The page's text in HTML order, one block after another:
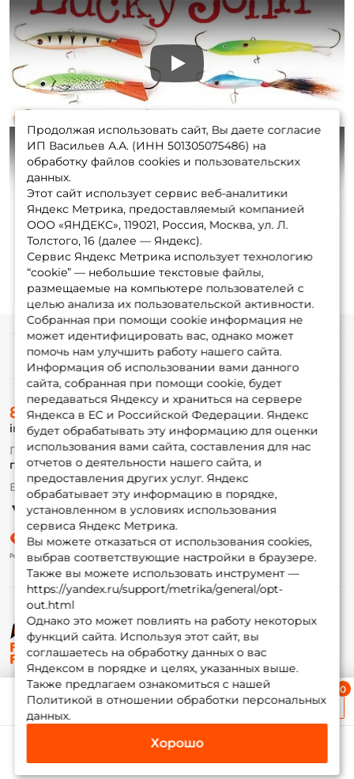
Каталог Избранное Корзина Инфо Мой Fox
Ближайшая доставка
≈ 1 дн.
Play
Play
Продолжая использовать сайт, Вы даете согласие
ИП Васильев А.А. (ИНН 501305075486) на
обработку файлов cookies и пользовательских
данных.
Этот сайт использует сервис веб-аналитики
Яндекс Метрика, предоставляемый компанией
ООО «ЯНДЕКС», 119021, Россия, Москва, ул. Л.
Толстого, 16 (далее — Яндекс).
Сервис Яндекс Метрика использует технологию
“cookie” — небольшие текстовые файлы,
размещаемые на компьютере пользователей с
целью анализа их пользовательской активности.
Собранная при помощи cookie информация не
может идентифицировать вас, однако может
помочь нам улучшить работу нашего сайта.
Информация об использовании вами данного
сайта, собранная при помощи cookie, будет
передаваться Яндексу и храниться на сервере
Яндекса в ЕС и Российской Федерации. Яндекс
будет обрабатывать эту информацию для оценки
использования вами сайта, составления для нас
отчетов о деятельности нашего сайта, и
предоставления других услуг. Яндекс
обрабатывает эту информацию в порядке,
установленном в условиях использования
сервиса Яндекс Метрика.
Вы можете отказаться от использования cookies,
выбрав соответствующие настройки в браузере.
Также вы можете использовать инструмент —
https://yandex.ru/support/metrika/general/opt-
out.html
Однако это может повлиять на работу некоторых
функций сайта. Используя этот сайт, вы
соглашаетесь на обработку данных о вас
Яндексом в порядке и целях, указанных выше.
Также предлагаем ознакомиться с нашей
Политикой в отношении обработки персональных
данных.
Хорошо
© ФоксФишинг, 2009-2026
Информация
О магазине
Доставка
Оплата
Fox-bonus
Гуру
Партнерская программа
8 (495) 532-77-88
info@foxfishing.ru
По вопросам с заказом
г. Москва, ул. Плеханова д.7
Ежедневно 10:00 до 20:00